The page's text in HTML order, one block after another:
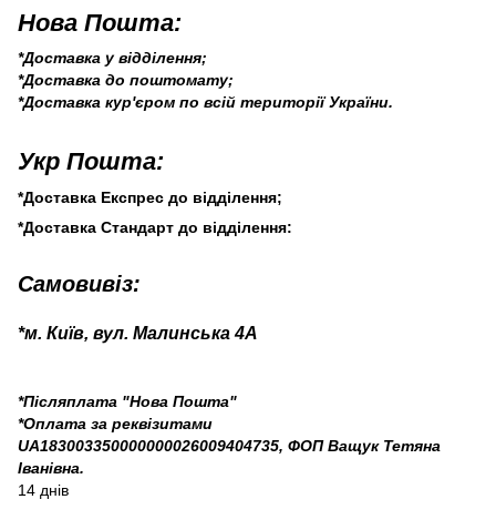
Нова Пошта:
*Доставка у відділення;
*Доставка до поштомату;
*Доставка кур'єром по всій території України.
Укр Пошта:
*Доставка Експрес до відділення;
*Доставка Стандарт до відділення:
Самовивіз:
*м. Київ, вул. Малинська 4А
*Післяплата "Нова Пошта"
*Оплата за реквізитами
UA183003350000000026009404735, ФОП Ващук Тетяна
Іванівна.
14 днів